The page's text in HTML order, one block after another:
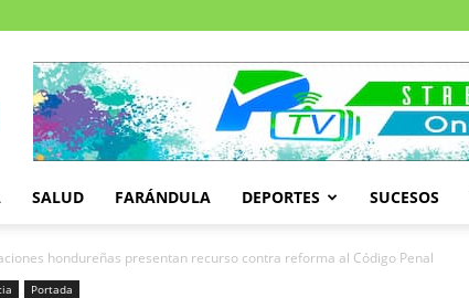
SALUD FARÁNDULA DEPORTES SUCESOS
hondureñas presentan recurso contra reforma al Código Penal
Portada